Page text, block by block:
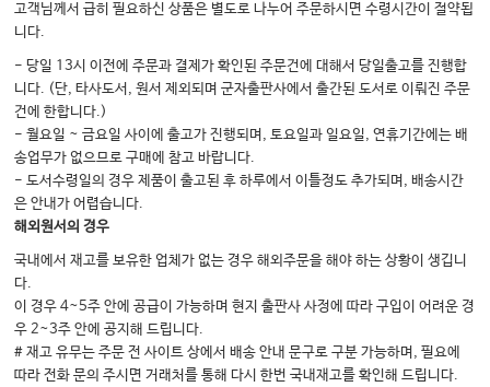
Chapter 17 시공간 지각 과정
Chapter 18 시공간 지각 평가
Chapter 19 시공간 지각 재활
SECTION 05 집행기능
Chapter 20 집행기능
Chapter 21 집행기능 평가
Chapter 22 집행기능 장애의 재활
SECTION 06 기분, 동기
Chapter 23 기분 관련 신경망
고객님께서 급히 필요하신 상품은 별도로 나누어 주문하시면 수령시간이 절약됩
니다.
- 당일 13시 이전에 주문과 결제가 확인된 주문건에 대해서 당일출고를 진행합
니다. (단, 타사도서, 원서 제외되며 군자출판사에서 출간된 도서로 이뤄진 주문
건에 한합니다.)
- 월요일 ~ 금요일 사이에 출고가 진행되며, 토요일과 일요일, 연휴기간에는 배
송업무가 없으므로 구매에 참고 바랍니다.
- 도서수령일의 경우 제품이 출고된 후 하루에서 이틀정도 추가되며, 배송시간
은 안내가 어렵습니다.
해외원서의 경우
국내에서 재고를 보유한 업체가 없는 경우 해외주문을 해야 하는 상황이 생깁니
다.
이 경우 4~5주 안에 공급이 가능하며 현지 출판사 사정에 따라 구입이 어려운 경
우 2~3주 안에 공지해 드립니다.
# 재고 유무는 주문 전 사이트 상에서 배송 안내 문구로 구분 가능하며, 필요에
따라 전화 문의 주시면 거래처를 통해 다시 한번 국내재고를 확인해 드립니다.